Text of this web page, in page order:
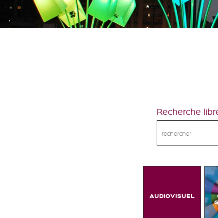
Recherche
AUDIOVISUEL